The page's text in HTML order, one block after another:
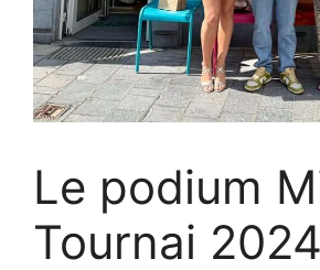
Le podium
Tournai